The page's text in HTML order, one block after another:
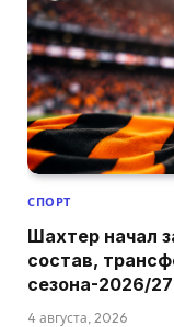
СПОРТ
Шахтер начал
состав,
сезона-2026/27
4 августа, 2026